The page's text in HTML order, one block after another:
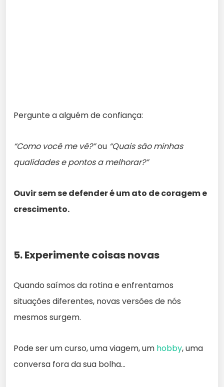
Pergunte a alguém de confiança:
“Como você me vê?”ou “Quais são minhas
qualidades e pontos a melhorar?”
Ouvir sem se defender é um ato de coragem e
crescimento.
5. Experimente coisas novas
Quando saímos da rotina e enfrentamos
situações diferentes, novas versões de nós
mesmos surgem.
Pode ser um curso, uma viagem, um hobby, uma
conversa fora da sua bolha…